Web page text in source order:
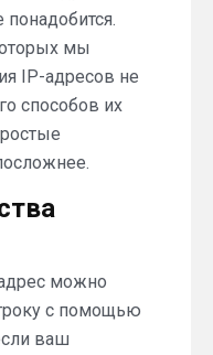
мы
IP-адресов не
способов их
можно
с помощью
ваш